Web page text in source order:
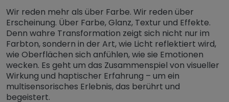
Wir reden mehr als über Farbe. Wir reden über
Erscheinung. Über Farbe, Glanz, Textur und Effekte.
Denn wahre Transformation zeigt sich nicht nur im
Farbton, sondern in der Art, wie Licht reflektiert wird,
wie Oberflächen sich anfühlen, wie sie Emotionen
wecken. Es geht um das Zusammenspiel von visueller
Wirkung und haptischer Erfahrung – um ein
multisensorisches Erlebnis, das berührt und
begeistert.